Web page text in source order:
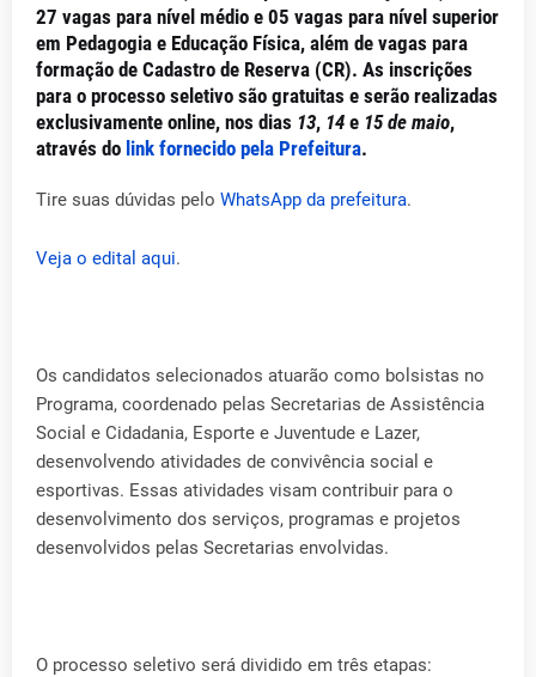
27 vagas para nível médio e 05 vagas para nível superior
em Pedagogia e Educação Física, além de vagas para
formação de Cadastro de Reserva (CR). As inscrições
para o processo seletivo são gratuitas e serão realizadas
exclusivamente online, nos dias 13, 14 e 15 de maio,
através do link fornecido pela Prefeitura.
Tire suas dúvidas pelo WhatsApp da prefeitura.
Veja o edital aqui.
Os candidatos selecionados atuarão como bolsistas no
Programa, coordenado pelas Secretarias de Assistência
Social e Cidadania, Esporte e Juventude e Lazer,
desenvolvendo atividades de convivência social e
esportivas. Essas atividades visam contribuir para o
desenvolvimento dos serviços, programas e projetos
desenvolvidos pelas Secretarias envolvidas.
O processo seletivo será dividido em três etapas: